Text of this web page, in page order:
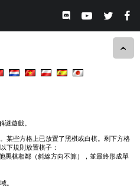
謎遊戲。
某些方格上已放置了黑棋或白棋。剩下方格
下規則放置棋子：
黑棋相鄰（斜線方向不算），並最終形成單
。